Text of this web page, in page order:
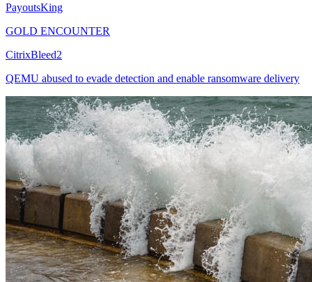
PayoutsKing
GOLD ENCOUNTER
CitrixBleed2
QEMU abused to evade detection and enable ransomware delivery